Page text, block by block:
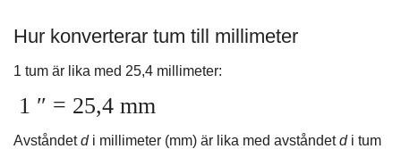
Hur konverterar tum till millimeter
1 tum är lika med 25,4 millimeter:
1 ″ = 25,4 mm
Avståndetdi millimeter (mm) är lika med avståndetdi tum